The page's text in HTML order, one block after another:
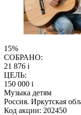
15%
СОБРАНО:
21 876 i
ЦЕЛЬ:
150 000 i
Музыка детям
Россия. Иркутская
Код акции: 202450